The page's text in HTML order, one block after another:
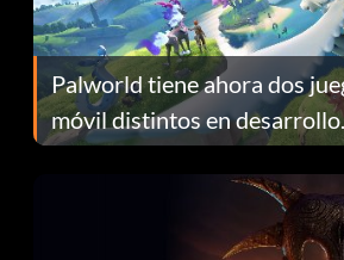
Palworld tiene ahora dos
móvil distintos en
continuación te explicamos